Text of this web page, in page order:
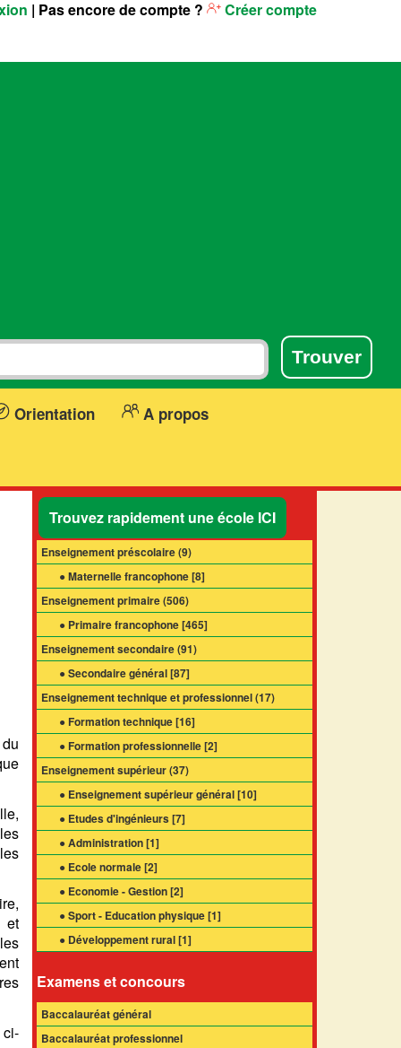
| Pas encore de compte ? Créer compte
Orientation A propos
du
et
Trouvez rapidement une école ICI
Enseignement préscolaire (9)
● Maternelle francophone [8]
Enseignement primaire (506)
● Primaire francophone [465]
Enseignement secondaire (91)
● Secondaire général [87]
Enseignement technique et professionnel (17)
● Formation technique [16]
● Formation professionnelle [2]
Enseignement supérieur (37)
● Enseignement supérieur général [10]
● Etudes d'ingénieurs [7]
● Administration [1]
● Ecole normale [2]
● Economie - Gestion [2]
● Sport - Education physique [1]
● Développement rural [1]
Examens et concours
Baccalauréat général
Baccalauréat professionnel